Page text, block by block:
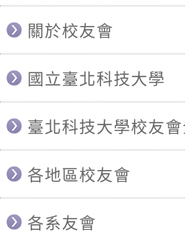
關於校友會
國立臺北科技大學
臺北科技大學校友
各地區校友會
各系友會